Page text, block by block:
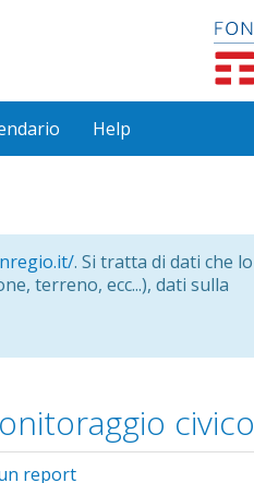
Help
. Si tratta di dati che lo
terreno, ecc...), dati sulla
civico
report